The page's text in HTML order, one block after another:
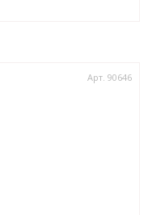
Арт. 90646